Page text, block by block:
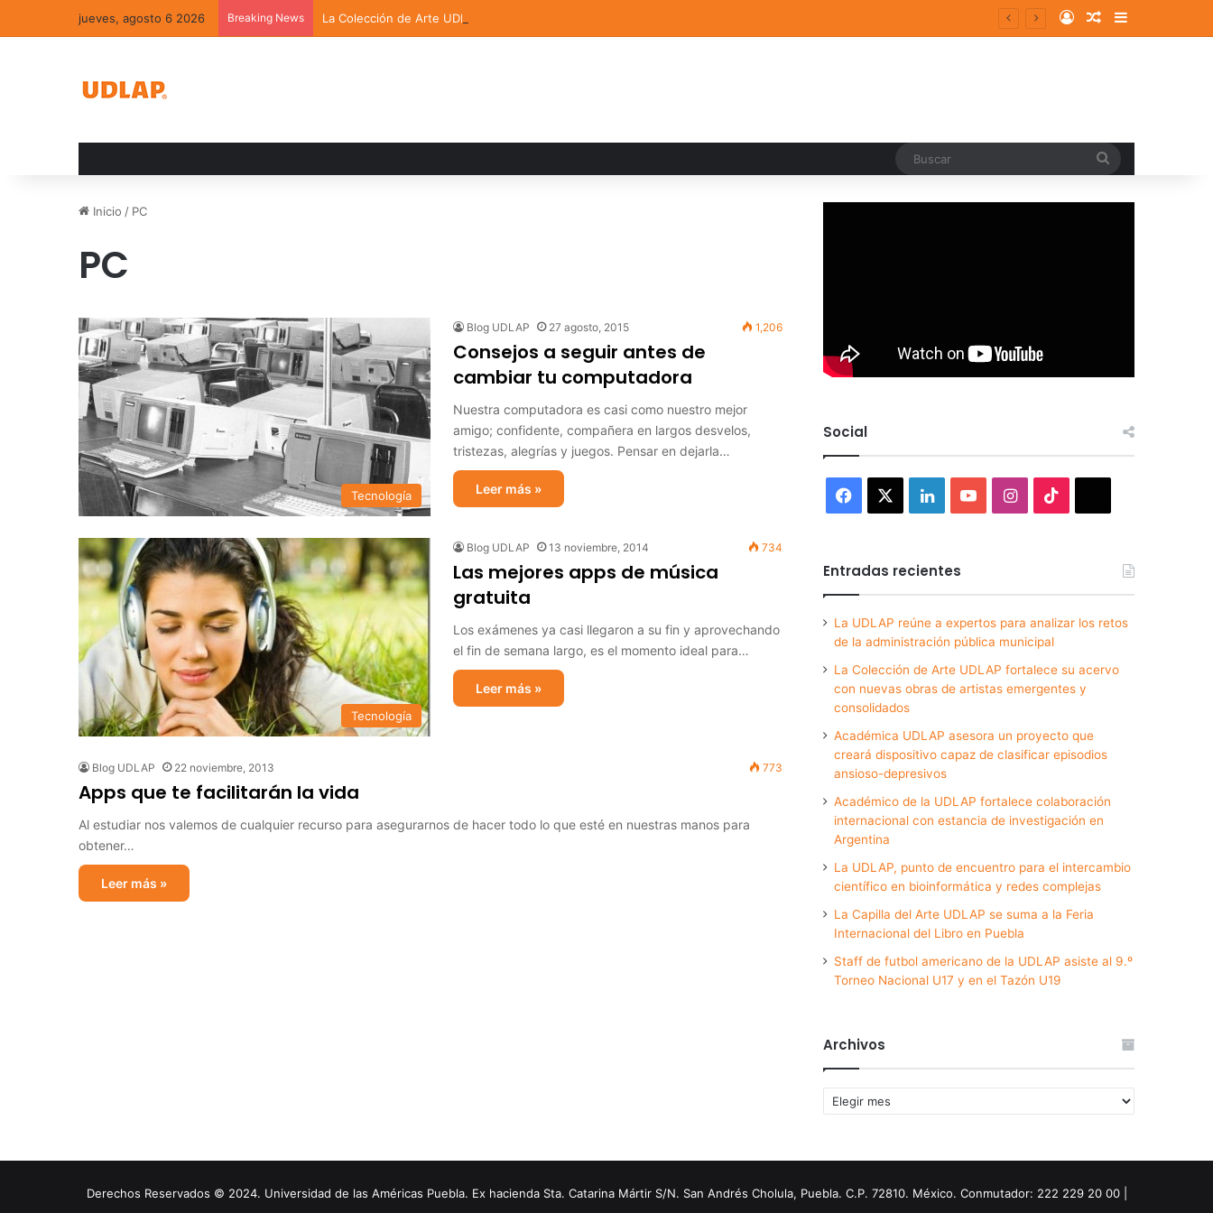
jueves, agosto 6 2026 Breaking News La Colección de Arte UDLAP fortalece su acervo con nuevas obras de artistas emergentes y consolidados Log InRandom Article
Sidebar
Inicio / PC
PC
Tecnología
Blog UDLAP 27 agosto, 2015 1,206
Consejos a seguir antes de
cambiar tu computadora
Nuestra computadora es casi como nuestro mejor
amigo; confidente, compañera en largos desvelos,
tristezas, alegrías y juegos. Pensar en dejarla…
Leer más »
Tecnología
Blog UDLAP 13 noviembre, 2014 734
Las mejores apps de música
gratuita
Los exámenes ya casi llegaron a su fin y aprovechando
el fin de semana largo, es el momento ideal para…
Leer más »
Blog UDLAP 22 noviembre, 2013 773
Apps que te facilitarán la vida
Al estudiar nos valemos de cualquier recurso para asegurarnos de hacer todo lo que esté en nuestras manos para
obtener…
Leer más »
Social
Facebook LinkedInYouTubeInstagram
Entradas recientes
La UDLAP reúne a expertos para analizar los retos
de la administración pública municipal
La Colección de Arte UDLAP fortalece su acervo
con nuevas obras de artistas emergentes y
consolidados
Académica UDLAP asesora un proyecto que
creará dispositivo capaz de clasificar episodios
ansioso-depresivos
Académico de la UDLAP fortalece colaboración
internacional con estancia de investigación en
Argentina
La UDLAP, punto de encuentro para el intercambio
científico en bioinformática y redes complejas
La Capilla del Arte UDLAP se suma a la Feria
Internacional del Libro en Puebla
Staff de futbol americano de la UDLAP asiste al 9.º
Torneo Nacional U17 y en el Tazón U19
Archivos
Archivos
Derechos Reservados © 2024. Universidad de las Américas Puebla. Ex hacienda Sta. Catarina Mártir S/N. San Andrés Cholula, Puebla. C.P. 72810. México. Conmutador: 222 229 20 00 |